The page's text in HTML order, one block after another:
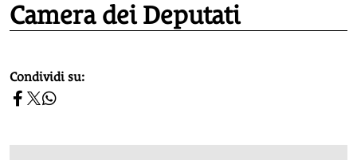
Camera dei Deputati
homepage h2
Condividi su: